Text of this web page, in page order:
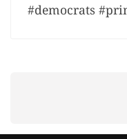
#democrats